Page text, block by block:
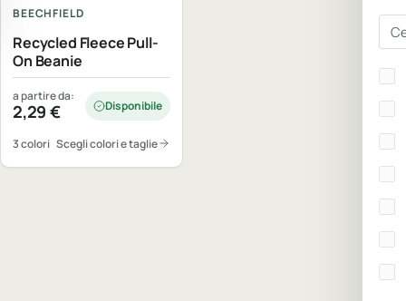
BEECHFIELD
Recycled Fleece Pull-
On Beanie
a partire da:
2,29€ Disponibile
3 colori Scegli colori e taglie